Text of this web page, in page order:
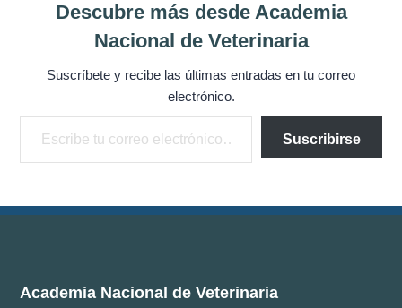
Contacto
Novedades
Publicaciones
Boletín ANV
Descubre más desde Academia
Nacional de Veterinaria
Suscríbete y recibe las últimas entradas en tu correo
electrónico.
Escribe tu correo electrónico…
Suscribirse
Academia Nacional de Veterinaria